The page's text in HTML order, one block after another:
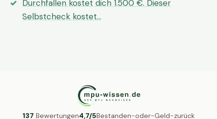
Durchfallen kostet dich 1.500 €. Dieser
Selbstcheck kostet…
137 Bewertungen4,7/5Bestanden-oder-Geld-zurück